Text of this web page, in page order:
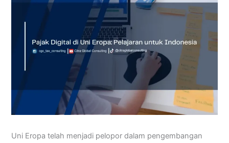
Uni Eropa telah menjadi pelopor dalam pengembangan